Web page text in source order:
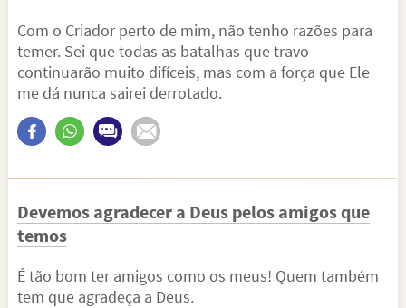
Com o Criador perto de mim, não tenho razões para
temer. Sei que todas as batalhas que travo
continuarão muito difíceis, mas com a força que Ele
me dá nunca sairei derrotado.
Devemos agradecer a Deus pelos amigos que
temos
É tão bom ter amigos como os meus! Quem também
tem que agradeça a Deus.